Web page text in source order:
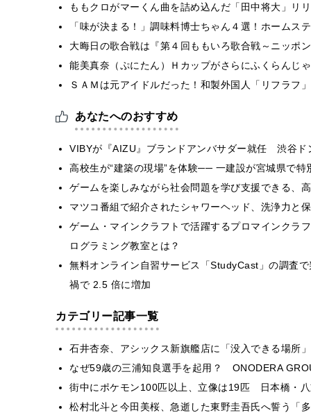
ももクロがマーくん曲を詰め込んだ「田中将大」
「味が決まる！」調味料博士ちゃん４選！ホームス
大晦日の歌合戦は『第４回ももいろ歌合戦～ニッポ
能美真奈（ぷにたん）Ｈカップがさらにふくらんじ
ＳＡＭは元アイドルだった！和製外国人「リフラフ
あなたへのおすすめ
VIBYが『AIZU』ブランドアンバサダー就任 渋谷ド
高校生が“建築の現場”を体験── 一建設が宮城県で特
ゲームを楽しみながら社会問題を学び支援できる、
マツコ番組で紹介されたシャワーヘッド、洗浄力と
ゲーム・マインクラフトで活躍するプロマインクラ
ログラミング教室とは？
無料オンライン自習サービス「StudyCast」の調査
禍で 2.5 倍に増加
カテゴリー記事一覧
石井杏奈、アシックス新旗艦店に「没入できる場所
なぜ59歳の三浦知良選手を起用？ ONODERA
街中にポケモン100匹以上、立像は19匹 日本橋・
松村北斗と今田美桜、急逝した東野圭吾氏へ誓う「